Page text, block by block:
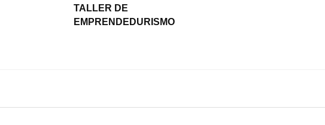
TALLER DE
EMPRENDEDURISMO